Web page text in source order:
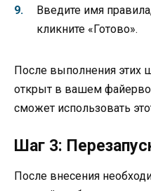
Введите имя
кликните «Готово».
После выполнения этих
открыт в вашем
сможет использовать
Шаг 3:
После внесения